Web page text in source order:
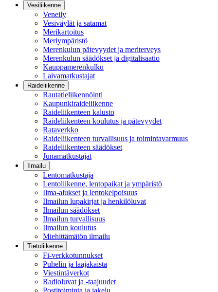
Vesiliikenne
Veneily
Vesiväylät ja satamat
Merikartoitus
Meriympäristö
Merenkulun pätevyydet ja meriterveys
Merenkulun säädökset ja digitalisaatio
Kauppamerenkulku
Laivamatkustajat
Raideliikenne
Rautatieliikennöinti
Kaupunkiraideliikenne
Raideliikenteen kalusto
Raideliikenteen koulutus ja pätevyydet
Rataverkko
Raideliikenteen turvallisuus ja toimintavarmuus
Raideliikenteen säädökset
Junamatkustajat
Ilmailu
Lentomatkustaja
Lentoliikenne, lentopaikat ja ympäristö
Ilma-alukset ja lentokelpoisuus
Ilmailun lupakirjat ja henkilöluvat
Ilmailun säädökset
Ilmailun turvallisuus
Ilmailun koulutus
Miehittämätön ilmailu
Tietoliikenne
Fi-verkkotunnukset
Puhelin ja laajakaista
Viestintäverkot
Radioluvat ja -taajuudet
Postitoiminta ja jakelu